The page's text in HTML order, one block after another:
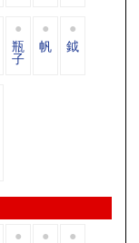
瓶
子
帆 鉞